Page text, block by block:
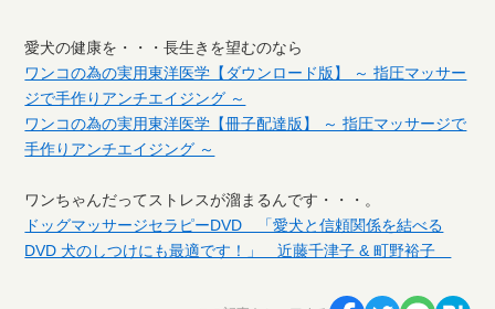
愛犬の健康を・・・長生きを望むのなら
ワンコの為の実用東洋医学【ダウンロード版】 ～ 指圧マッサー
ジで手作りアンチエイジング ～
ワンコの為の実用東洋医学【冊子配達版】 ～ 指圧マッサージで
手作りアンチエイジング ～
ワンちゃんだってストレスが溜まるんです・・・。
ドッグマッサージセラピーDVD 「愛犬と信頼関係を結べる
DVD 犬のしつけにも最適です！」 近藤千津子 & 町野裕子